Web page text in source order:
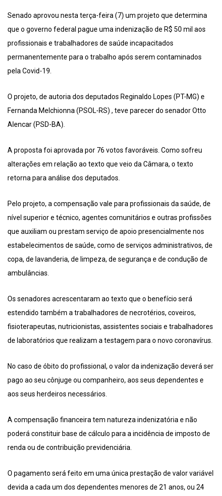
Senado aprovou nesta terça-feira (7) um projeto que determina
que o governo federal pague uma indenização de R$ 50 mil aos
profissionais e trabalhadores de saúde incapacitados
permanentemente para o trabalho após serem contaminados
pela Covid-19.
O projeto, de autoria dos deputados Reginaldo Lopes (PT-MG) e
Fernanda Melchionna (PSOL-RS) , teve parecer do senador Otto
Alencar (PSD-BA).
A proposta foi aprovada por 76 votos favoráveis. Como sofreu
alterações em relação ao texto que veio da Câmara, o texto
retorna para análise dos deputados.
Pelo projeto, a compensação vale para profissionais da saúde, de
nível superior e técnico, agentes comunitários e outras profissões
que auxiliam ou prestam serviço de apoio presencialmente nos
estabelecimentos de saúde, como de serviços administrativos, de
copa, de lavanderia, de limpeza, de segurança e de condução de
ambulâncias.
Os senadores acrescentaram ao texto que o benefício será
estendido também a trabalhadores de necrotérios, coveiros,
fisioterapeutas, nutricionistas, assistentes sociais e trabalhadores
de laboratórios que realizam a testagem para o novo coronavírus.
No caso de óbito do profissional, o valor da indenização deverá ser
pago ao seu cônjuge ou companheiro, aos seus dependentes e
aos seus herdeiros necessários.
A compensação financeira tem natureza indenizatória e não
poderá constituir base de cálculo para a incidência de imposto de
renda ou de contribuição previdenciária.
O pagamento será feito em uma única prestação de valor variável
devida a cada um dos dependentes menores de 21 anos, ou 24